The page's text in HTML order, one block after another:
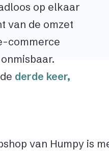
op elkaar
van de omzet
commerce
derde keer,
van Humpy is